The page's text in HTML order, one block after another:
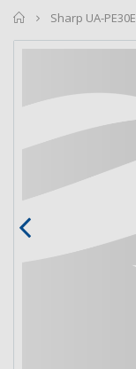
home
Sharp UA-